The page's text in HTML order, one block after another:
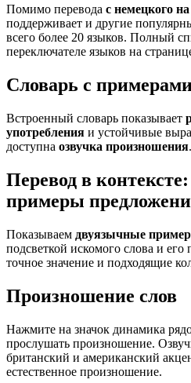
Помимо перевода с немецкого
поддерживает и другие
всего более 20 языков. Полный
переключателе языков на
Словарь с
Встроенный словарь показывает
употребления и устойчивые
доступна озвучка произношения.
Перевод в
примеры
Показываем двуязычные
подсветкой искомого слова и
точное значение и подходящие
Произношение слов
Нажмите на значок динамика
прослушать произношение.
британский и американский
естественное произношение.